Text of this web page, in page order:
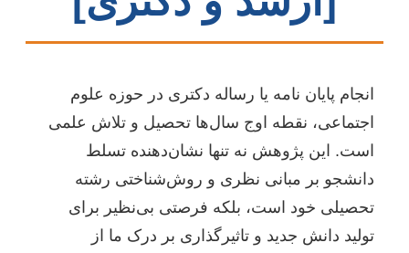
انجام پایان نامه یا رساله دکتری در حوزه علوم
اجتماعی، نقطه اوج سال‌ها تحصیل و تلاش علمی
است. این پژوهش نه تنها نشان‌دهنده تسلط
دانشجو بر مبانی نظری و روش‌شناختی رشته
تحصیلی خود است، بلکه فرصتی بی‌نظیر برای
تولید دانش جدید و تاثیرگذاری بر درک ما از